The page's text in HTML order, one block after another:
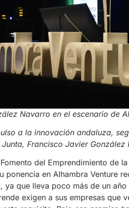
Navarro en el escenario de
a la innovación andaluza,
Francisco Javier González
del Emprendimiento de
ponencia en Alhambra Venture
ya que lleva poco más de un
exigen a sus empresas que